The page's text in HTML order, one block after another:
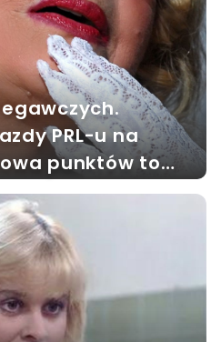
PRL-u na
punktów to